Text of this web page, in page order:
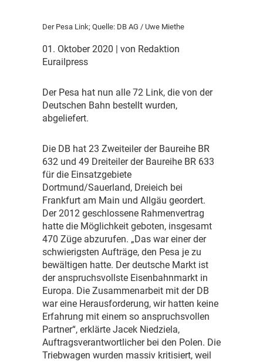
Der Pesa Link; Quelle: DB AG / Uwe Miethe
01. Oktober 2020
| von Redaktion
Eurailpress
Der Pesa hat nun alle 72 Link, die von der
Deutschen Bahn bestellt wurden,
abgeliefert.
Die DB hat 23 Zweiteiler der Baureihe BR
632 und 49 Dreiteiler der Baureihe BR 633
für die Einsatzgebiete
Dortmund/Sauerland, Dreieich bei
Frankfurt am Main und Allgäu geordert.
Der 2012 geschlossene Rahmenvertrag
hatte die Möglichkeit geboten, insgesamt
470 Züge abzurufen. „Das war einer der
schwierigsten Aufträge, den Pesa je zu
bewältigen hatte. Der deutsche Markt ist
der anspruchsvollste Eisenbahnmarkt in
Europa. Die Zusammenarbeit mit der DB
war eine Herausforderung, wir hatten keine
Erfahrung mit einem so anspruchsvollen
Partner“, erklärte Jacek Niedziela,
Auftragsverantwortlicher bei den Polen. Die
Triebwagen wurden massiv kritisiert, weil